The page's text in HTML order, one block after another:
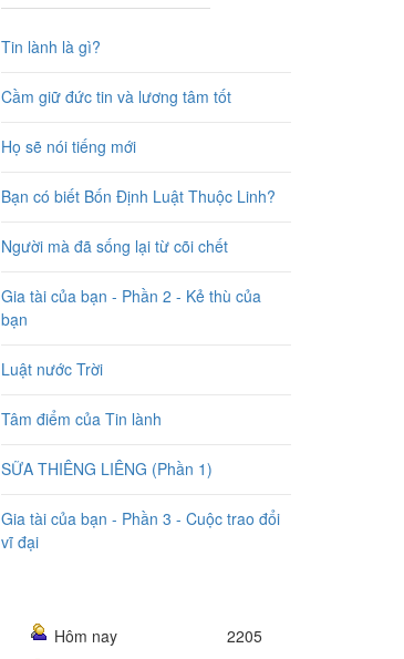
Tin lành là gì?
Cầm giữ đức tin và lương tâm tốt
Họ sẽ nói tiếng mới
Bạn có biết Bốn Định Luật Thuộc Linh?
Người mà đã sống lại từ cõi chết
Gia tài của bạn - Phần 2 - Kẻ thù của
bạn
Luật nước Trời
Tâm điểm của Tin lành
SỮA THIÊNG LIÊNG (Phần 1)
Gia tài của bạn - Phần 3 - Cuộc trao đổi
vĩ đại
Hôm nay
2205